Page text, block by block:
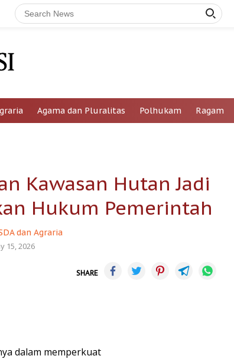
Agama dan Pluralitas Polhukam Ragam
Kawasan Hutan Jadi
Hukum Pemerintah
dan Agraria
15, 2026
SHARE
dalam memperkuat